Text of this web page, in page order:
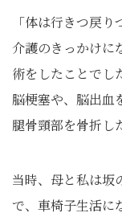
「体は行きつ戻
介護のきっかけに
術をしたことでし
脳梗塞や、脳出血
腿骨頸部を骨折し
当時、母と私は坂
で、車椅子生活に